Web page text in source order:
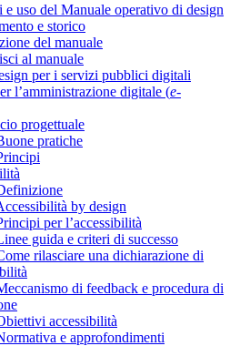
e uso del Manuale operativo di design
e storico
del manuale
al manuale
per i servizi pubblici digitali
l’amministrazione digitale (e-
progettuale
pratiche
by design
per l’accessibilità
guida e criteri di successo
rilasciare una dichiarazione di
di feedback e procedura di
accessibilità
e approfondimenti